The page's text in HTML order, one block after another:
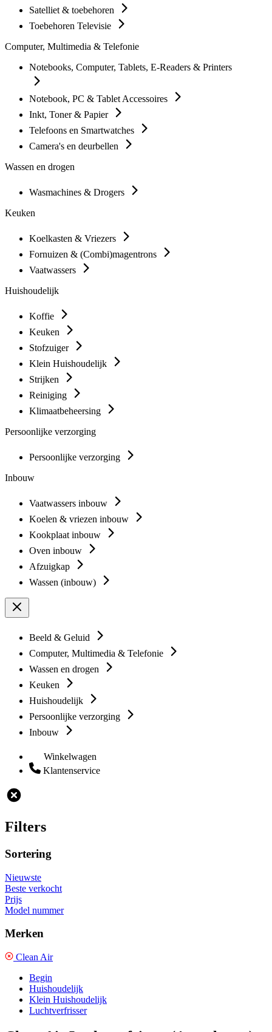
Satelliet & toebehoren
Toebehoren Televisie
Computer, Multimedia & Telefonie
Notebooks, Computer, Tablets, E-Readers & Printers
Notebook, PC & Tablet Accessoires
Inkt, Toner & Papier
Telefoons en Smartwatches
Camera's en deurbellen
Wassen en drogen
Wasmachines & Drogers
Keuken
Koelkasten & Vriezers
Fornuizen & (Combi)magentrons
Vaatwassers
Huishoudelijk
Koffie
Keuken
Stofzuiger
Klein Huishoudelijk
Strijken
Reiniging
Klimaatbeheersing
Persoonlijke verzorging
Persoonlijke verzorging
Inbouw
Vaatwassers inbouw
Koelen & vriezen inbouw
Kookplaat inbouw
Oven inbouw
Afzuigkap
Wassen (inbouw)
Beeld & Geluid
Computer, Multimedia & Telefonie
Wassen en drogen
Keuken
Huishoudelijk
Persoonlijke verzorging
Inbouw
Winkelwagen
Klantenservice
Filters
Sortering
Nieuwste
Beste verkocht
Prijs
Model nummer
Merken
Clean Air
Begin
Huishoudelijk
Klein Huishoudelijk
Luchtverfrisser